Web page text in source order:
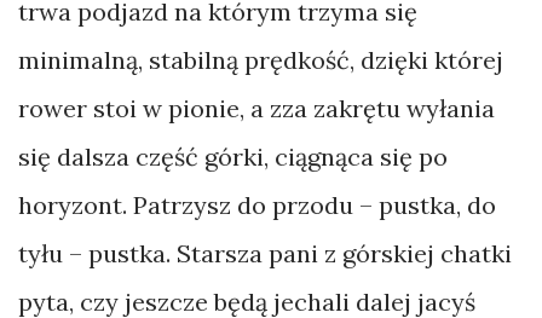
trwa podjazd na którym trzyma się
minimalną, stabilną prędkość, dzięki której
rower stoi w pionie, a zza zakrętu wyłania
się dalsza część górki, ciągnąca się po
horyzont. Patrzysz do przodu – pustka, do
tyłu – pustka. Starsza pani z górskiej chatki
pyta, czy jeszcze będą jechali dalej jacyś